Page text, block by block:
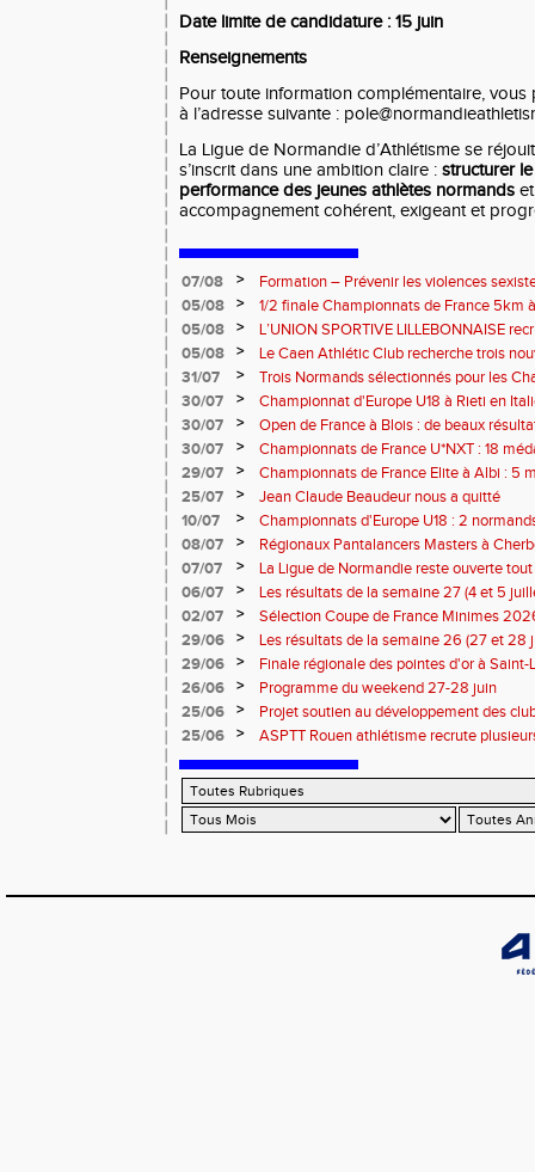
Date limite de candidature : 15 juin
Renseignements
Pour toute information complémentaire, vous
à l’adresse suivante :
La Ligue de Normandie d’Athlétisme se
s’inscrit dans une ambition claire : structurer
performance des jeunes athlètes normands
accompagnement cohérent, exigeant et
07/08 >
Formation – Prévenir les violences
: le 26 septembre 2026
05/08 >
1/2 finale Championnats de France 5km
13 septembre 2026 : les informations
05/08 >
L’UNION SPORTIVE LILLEBONNAISE
rentrée 2026
05/08 >
Le Caen Athlétic Club recherche trois
civique à compter de septembre 2026
31/07 >
Trois Normands sélectionnés pour les
Eugene !
30/07 >
Championnat d'Europe U18 à Rieti en
normands
30/07 >
Open de France à Blois : de beaux
30/07
>
Championnats de France U*NXT : 18
29/07
>
Championnats de France Elite à Albi : 5
titres !
25/07 >
Jean Claude Beaudeur nous a quitté
10/07
>
Championnats d'Europe U18 : 2
08/07
>
Régionaux Pantalancers Masters à
07/07
>
La Ligue de Normandie reste ouverte tout
06/07
>
Les résultats de la semaine 27 (4 et 5
02/07
>
Sélection Coupe de France Minimes
29/06
>
Les résultats de la semaine 26 (27 et 28
29/06
>
Finale régionale des pointes d'or à
informations
26/06 >
Programme du weekend 27-28 juin
25/06
>
Projet soutien au développement des
25/06
> ASPTT Rouen athlétisme recrute